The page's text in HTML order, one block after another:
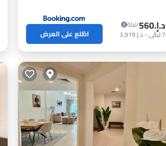
د.إ.‏560
/ليلة
7ليالي- د.إ.‏3,919 اطّلع على العرض